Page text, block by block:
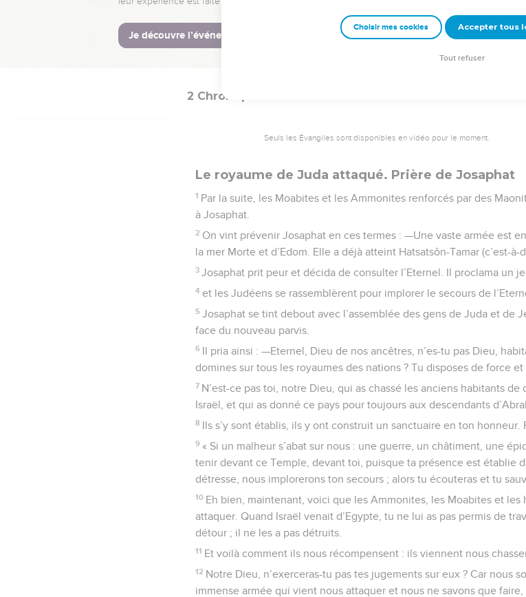
qui agissent bien !
La Bible Du Semeur Copyright © 1992, 1999 by Biblica, Inc.® Used by
2 Chroniques
Seuls les Évangiles sont disponibles en vidéo pour le moment.
Le royaume de Juda attaqué. Prière de Josaphat
1 Par la suite, les Moabites et les Ammonites renforcés par des
à Josaphat.
2 On vint prévenir Josaphat en ces termes : —Une vaste armée est
la mer Morte et d’Edom. Elle a déjà atteint Hatsatsôn-Tamar (c’est-à-
3 Josaphat prit peur et décida de consulter l’Eternel. Il proclama un
4 et les Judéens se rassemblèrent pour implorer le secours de
5 Josaphat se tint debout avec l’assemblée des gens de Juda et de
face du nouveau parvis.
6 Il pria ainsi : —Eternel, Dieu de nos ancêtres, n’es-tu pas Dieu,
domines sur tous les royaumes des nations ? Tu disposes de force
7 N’est-ce pas toi, notre Dieu, qui as chassé les anciens habitants
Israël, et qui as donné ce pays pour toujours aux descendants
8 Ils s’y sont établis, ils y ont construit un sanctuaire en ton honneur.
9 « Si un malheur s’abat sur nous : une guerre, un châtiment, une
tenir devant ce Temple, devant toi, puisque ta présence est établie
détresse, nous implorerons ton secours ; alors tu écouteras et tu
10 Eh bien, maintenant, voici que les Ammonites, les Moabites et
attaquer. Quand Israël venait d’Egypte, tu ne lui as pas permis de
détour ; il ne les a pas détruits.
11 Et voilà comment ils nous récompensent : ils viennent nous
12 Notre Dieu, n’exerceras-tu pas tes jugements sur eux ? Car nous
immense armée qui vient nous attaquer et nous ne savons que
Choisir mes cookies Accepter tous
Tout refuser